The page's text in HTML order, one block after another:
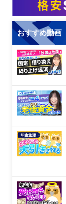
おすすめ動画